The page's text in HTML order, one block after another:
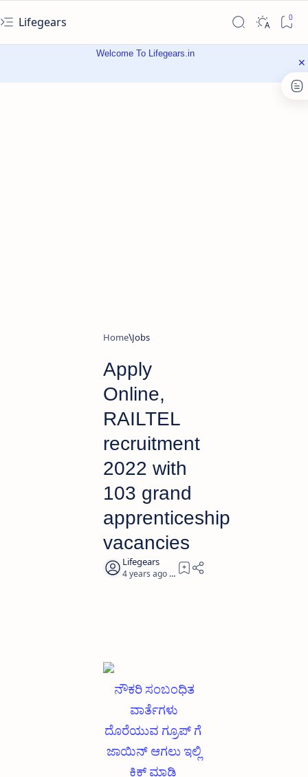
Lifegears
Welcome To Lifegears.in
Home Jobs
Apply
Online,
RAILTEL
recruitment
2022 with
103 grand
apprenticeship
vacancies
4 years ago 2
ನೌಕರಿ ಸಂಬಂಧಿತ
ವಾರ್ತೆಗಳು
ದೊರೆಯುವ ಗ್ರೂಪ್ ಗೆ
ಜಾಯಿನ್ ಆಗಲು ಇಲ್ಲಿ